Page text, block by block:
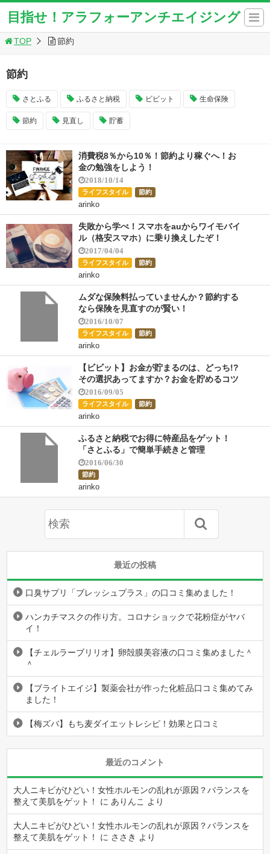
目指せ！アラフォーアンチエイジング
TOP 節約
節約
さとふる ふるさと納税 ビビット 生命保険
節約 見直し 貯蓄
消費税8％から10％！節約より稼ぐへ！お
金の勉強をしよう！
2018/10/14
ライフスタイル 節約
arinko
失敗から学べ！スマホをauからワイモバイ
ル（格安スマホ）に乗り換えしたぞ！
2017/04/04
ライフスタイル 節約
arinko
ムダな保険料払っていませんか？節約する
なら保険を見直すのが賢い！
2016/10/07
ライフスタイル 節約
arinko
【ビビット】お金が貯まるのは、どっち!?
その選択あってますか？お金を貯めるコツ
2016/09/05
ライフスタイル 節約
arinko
ふるさと納税でお得に特産品をゲット！
「さとふる」で簡単手続きと管理
2016/06/30
節約
arinko
最近の投稿
口臭サプリ「ブレッシュプラス」の口コミ集めました！
ハンカチマスクの作り方。コロナショックで花粉症がヤバ
イ！
【チェルラーブリリオ】卵殻膜美容液の口コミ集めました＾
＾
【ブライトエイジ】製薬会社が作った化粧品口コミ集めてみ
ました！
【梅ズバ】もち麦ダイエットレシピ！効果と口コミ
最近のコメント
大人ニキビがひどい！女性ホルモンの乱れが原因？バランスを
整えて美肌をゲット！
に ありんこ より
大人ニキビがひどい！女性ホルモンの乱れが原因？バランスを
整えて美肌をゲット！
に ささき より